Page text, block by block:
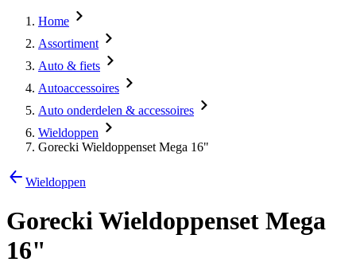
Home
Assortiment
Auto & fiets
Autoaccessoires
Auto onderdelen & accessoires
Wieldoppen
Gorecki Wieldoppenset Mega 16"
Wieldoppen
Gorecki Wieldoppenset Mega
16"